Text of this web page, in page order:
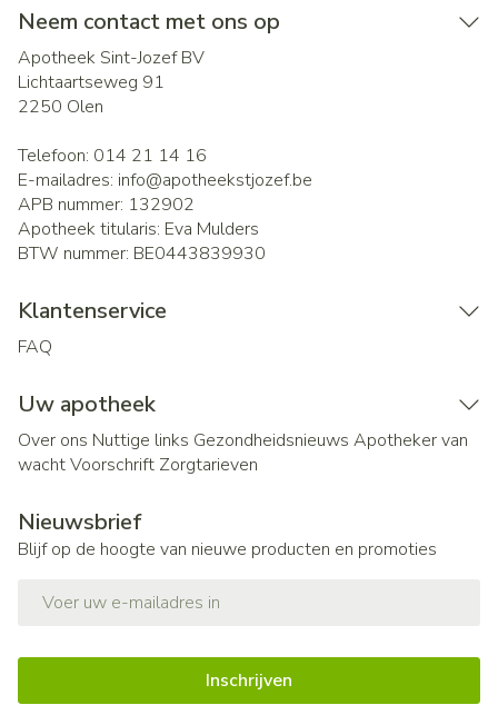
Neem contact met ons op
Apotheek Sint-Jozef BV
Lichtaartseweg 91
2250 Olen
Telefoon: 014 21 14 16
E-mailadres: info@apotheekstjozef.be
APB nummer: 132902
Apotheek titularis: Eva Mulders
BTW nummer: BE0443839930
Klantenservice
FAQ
Uw apotheek
Over ons Nuttige links Gezondheidsnieuws Apotheker van
wachtVoorschrift Zorgtarieven
Nieuwsbrief
Blijf op de hoogte van nieuwe producten en promoties
Inschrijven